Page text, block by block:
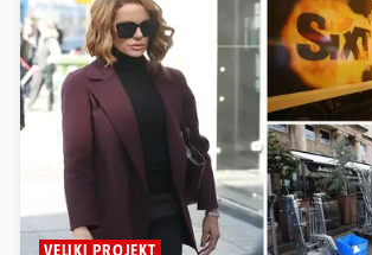
VELIKI PROJEKT